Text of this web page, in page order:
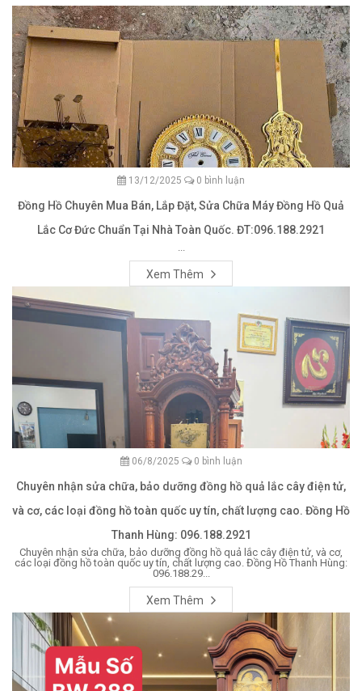
13/12/2025 0 bình luận
Đồng Hồ Chuyên Mua Bán, Lắp Đặt, Sửa Chữa Máy Đồng Hồ Quả
Lắc Cơ Đức Chuẩn Tại Nhà Toàn Quốc. ĐT:096.188.2921
...
Xem Thêm
06/8/2025 0 bình luận
Chuyên nhận sửa chữa, bảo dưỡng đồng hồ quả lắc cây điện tử,
và cơ, các loại đồng hồ toàn quốc uy tín, chất lượng cao. Đồng Hồ
Thanh Hùng: 096.188.2921
Chuyên nhận sửa chữa, bảo dưỡng đồng hồ quả lắc cây điện tử, và cơ,
các loại đồng hồ toàn quốc uy tín, chất lượng cao. Đồng Hồ Thanh Hùng:
096.188.29...
Xem Thêm